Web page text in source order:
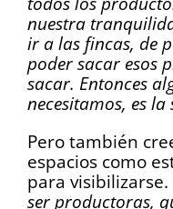
nuestra
ir a las fincas, de
poder sacar esos
sacar. Entonces
necesitamos, es
Pero también
espacios como
para
ser productoras,